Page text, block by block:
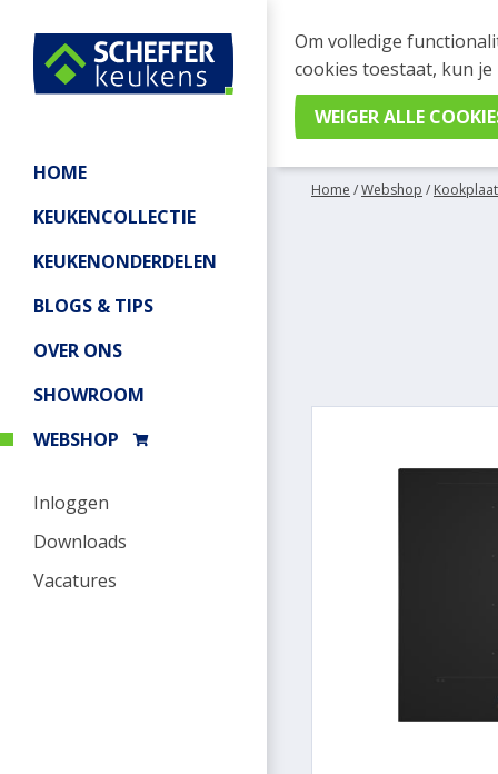
HOME
KEUKENCOLLECTIE
KEUKENONDERDELEN
BLOGS & TIPS
OVER ONS
SHOWROOM
WEBSHOP
Inloggen
Downloads
Vacatures
WEBSHOP
Je kan tijdelijk geen
Home /Webshop / Kookplaat
Om volledige
cookies toestaat, kun